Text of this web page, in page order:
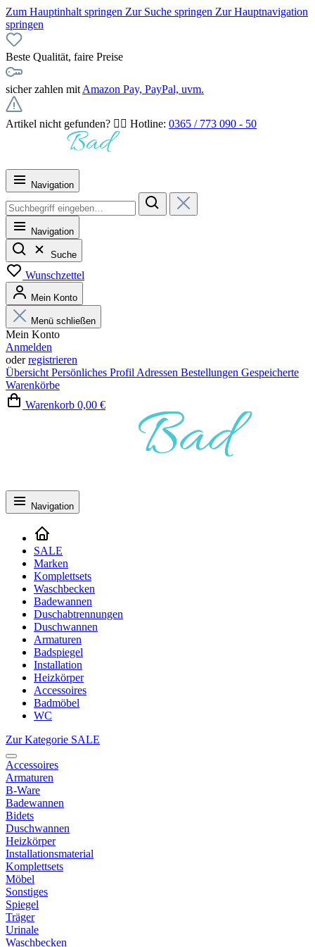
Zum Hauptinhalt springen Zur Suche springen Zur Hauptnavigation
springen
Beste Qualität, faire Preise
sicher zahlen mit Amazon Pay, PayPal, uvm.
Artikel nicht gefunden? 👉🏻 Hotline: 0365 / 773 090 - 50
Navigation
Navigation
Suche
Wunschzettel
Mein Konto
Menü schließen
Mein Konto
Anmelden
oderregistrieren
Übersicht Persönliches Profil Adressen Bestellungen Gespeicherte
Warenkörbe
Warenkorb 0,00 €
Navigation
SALE
Marken
Komplettsets
Waschbecken
Badewannen
Duschabtrennungen
Duschwannen
Armaturen
Badspiegel
Installation
Heizkörper
Accessoires
Badmöbel
WC
Zur Kategorie SALE
Accessoires
Armaturen
B-Ware
Badewannen
Bidets
Duschwannen
Heizkörper
Installationsmaterial
Komplettsets
Möbel
Sonstiges
Spiegel
Träger
Urinale
Waschbecken